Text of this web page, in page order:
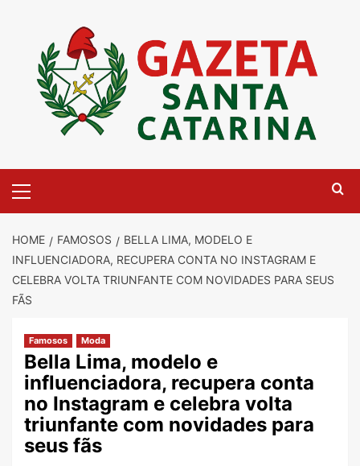
content
Menu
HOME FAMOSOS
BELLA LIMA, MODELO E
INFLUENCIADORA, RECUPERA CONTA NO INSTAGRAM E
CELEBRA VOLTA TRIUNFANTE COM NOVIDADES PARA SEUS
FÃS
Famosos Moda
Bella Lima, modelo e
influenciadora, recupera conta
no Instagram e celebra volta
triunfante com novidades para
seus fãs